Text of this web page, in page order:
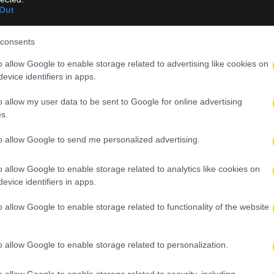
allow Google to enable storage related to advertising like cookies on
identifiers in apps.
allow my user data to be sent to Google for online advertising
allow Google to send me personalized advertising.
allow Google to enable storage related to analytics like cookies on
identifiers in apps.
allow Google to enable storage related to functionality of the website
allow Google to enable storage related to personalization.
Ο ΠΑΟΚ υποδέχεται την Άντερλεχτ για τον τρίτο
πριν από λίγο έγιναν γνωστές οι ενδεκάδες των δύο
αναλυτικά: ΠΑΟΚ: Παβλένκα, Κένι, Μιχαηλίδης,
Γκόμες, Ζαφείρης, Σανταμαρία, Κωνσταντέλιας, Τάισον,
Δείτε Περισσότερα
προκριματικό γύρο – Το πλήρες
και οι αντίπαλοι των ελληνικών ομάδων